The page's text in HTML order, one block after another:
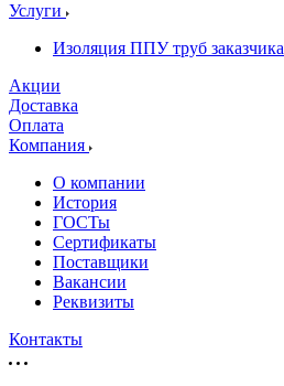
Услуги
Изоляция ППУ труб заказчика
Акции
Доставка
Оплата
Компания
О компании
История
ГОСТы
Сертификаты
Поставщики
Вакансии
Реквизиты
Контакты